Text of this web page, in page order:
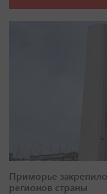
Приморье
регионов страны